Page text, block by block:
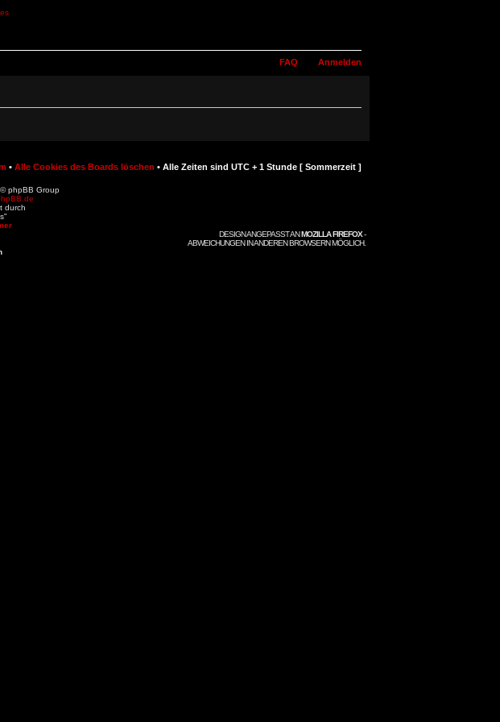
FAQ Anmelden
• Alle Cookies des Boards löschen • Alle Zeiten sind UTC + 1 Stunde [ Sommerzeit ]
phpBB Group
durch
DESIGN ANGEPASST ANMOZILLA FIREFOX-
ABWEICHUNGEN IN ANDEREN BROWSERN MÖGLICH.